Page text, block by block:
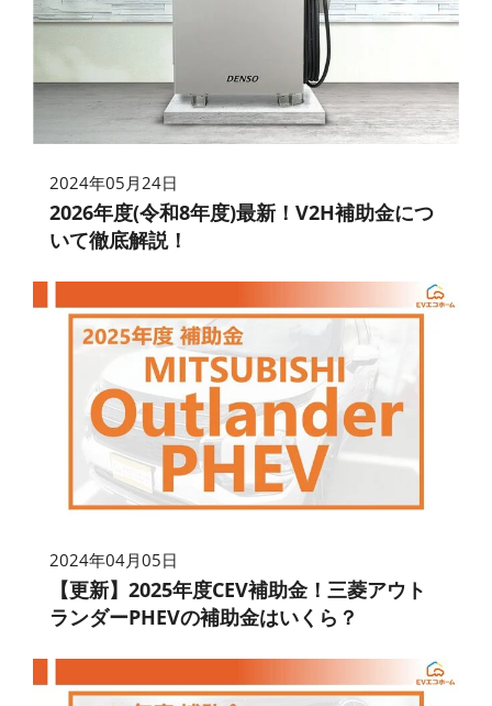
2024年05月24日
2026年度(令和8年度)最新！V2H補助金につ
いて徹底解説！
2024年04月05日
【更新】2025年度CEV補助金！三菱アウト
ランダーPHEVの補助金はいくら？